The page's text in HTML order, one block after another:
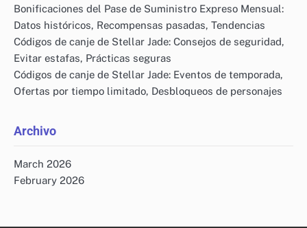
Bonificaciones del Pase de Suministro Expreso Mensual:
Datos históricos, Recompensas pasadas, Tendencias
Códigos de canje de Stellar Jade: Consejos de seguridad,
Evitar estafas, Prácticas seguras
Códigos de canje de Stellar Jade: Eventos de temporada,
Ofertas por tiempo limitado, Desbloqueos de personajes
Archivo
March 2026
February 2026